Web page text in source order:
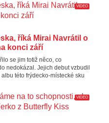
VIDEO
říká Mirai Navrátil o
konci září
se jim totiž něco, co
nedokázal. Jejich debut vzbudil
této frýdecko-místecké sku
VIDEO